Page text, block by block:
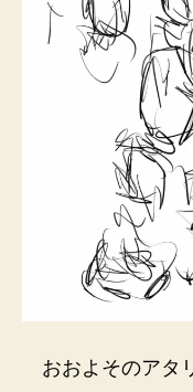
おおよそのアタ